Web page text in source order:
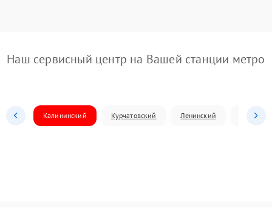
Наш сервисный центр на Вашей станции метро
Калининский Курчатовский Ленинский